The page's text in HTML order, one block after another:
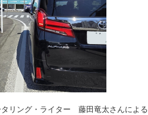
リング・ライター 藤田竜太さんによ